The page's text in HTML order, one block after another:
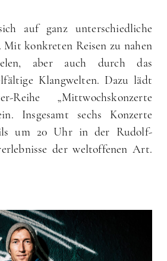
auf ganz unterschiedliche
Mit konkreten Reisen zu nahen
aber auch durch das
Klangwelten. Dazu lädt
Reihe „Mittwochskonzerte
Insgesamt sechs Konzerte
um 20 Uhr in der Rudolf-
der weltoffenen Art.